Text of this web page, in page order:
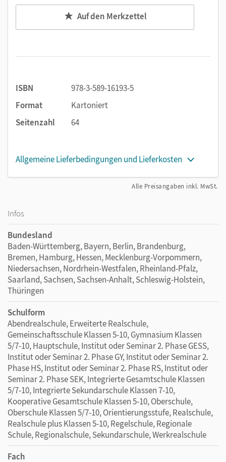
Auf den Merkzettel
ISBN
978-3-589-16193-5
Format
Kartoniert
Seitenzahl
64
Allgemeine Lieferbedingungen und Lieferkosten
Alle Preisangaben inkl. MwSt.
Infos
Bundesland
Baden-Württemberg, Bayern, Berlin, Brandenburg,
Bremen, Hamburg, Hessen, Mecklenburg-Vorpommern,
Niedersachsen, Nordrhein-Westfalen, Rheinland-Pfalz,
Saarland, Sachsen, Sachsen-Anhalt, Schleswig-Holstein,
Thüringen
Schulform
Abendrealschule, Erweiterte Realschule,
Gemeinschaftsschule Klassen 5-10, Gymnasium Klassen
5/7-10, Hauptschule, Institut oder Seminar 2. Phase GESS,
Institut oder Seminar 2. Phase GY, Institut oder Seminar 2.
Phase HS, Institut oder Seminar 2. Phase RS, Institut oder
Seminar 2. Phase SEK, Integrierte Gesamtschule Klassen
5/7-10, Integrierte Sekundarschule Klassen 7-10,
Kooperative Gesamtschule Klassen 5-10, Oberschule,
Oberschule Klassen 5/7-10, Orientierungsstufe, Realschule,
Realschule plus Klassen 5-10, Regelschule, Regionale
Schule, Regionalschule, Sekundarschule, Werkrealschule
Fach